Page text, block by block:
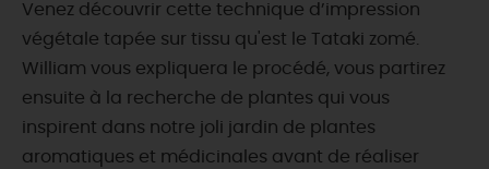
Venez découvrir cette technique d’impression
végétale tapée sur tissu qu'est le Tataki zomé.
William vous expliquera le procédé, vous partirez
ensuite à la recherche de plantes qui vous
inspirent dans notre joli jardin de plantes
aromatiques et médicinales avant de réaliser